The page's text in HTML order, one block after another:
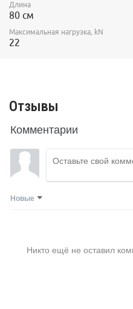
Длина
80 см
Максимальная нагрузка, kN
22
Отзывы
Комментарии
Новые
Никто ещё не оставил